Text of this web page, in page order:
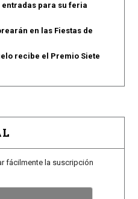
para su feria
en las Fiestas de
recibe el Premio Siete
fácilmente la suscripción